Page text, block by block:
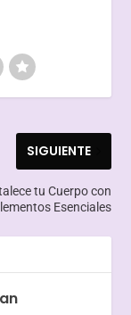
SIGUIENTE
tu Cuerpo con
Esenciales